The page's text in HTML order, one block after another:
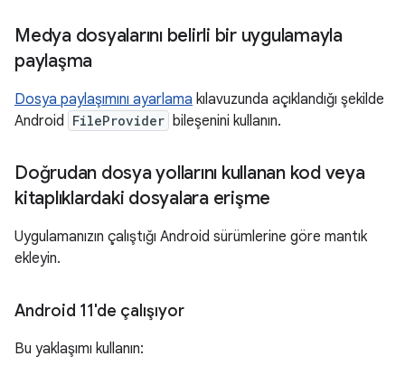
Medya dosyalarını belirli bir uygulamayla
paylaşma
Dosya paylaşımını ayarlama kılavuzunda açıklandığı şekilde
Android FileProvider bileşenini kullanın.
Doğrudan dosya yollarını kullanan kod veya
kitaplıklardaki dosyalara erişme
Uygulamanızın çalıştığı Android sürümlerine göre mantık
ekleyin.
Android 11'de çalışıyor
Bu yaklaşımı kullanın: